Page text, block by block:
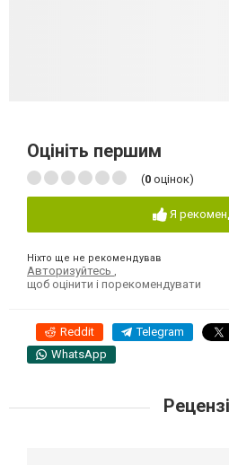
Оцініть першим
(0 оцінок)
Я
Ніхто ще не рекомендував
Авторизуйтесь ,
щоб оцінити і порекомендувати
Reddit Telegram
WhatsApp